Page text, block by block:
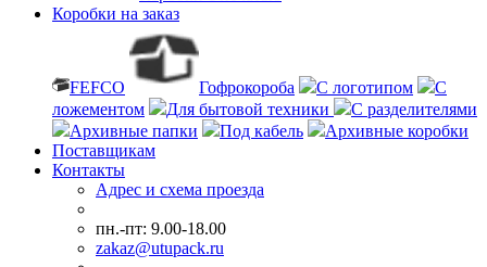
Коробки на заказ
FEFCO Гофрокороба С логотипом
С
ложементом
Для бытовой техники
С разделителями
Архивные папки
Под кабель
Архивные коробки
Поставщикам
Контакты
Адрес и схема проезда
пн.-пт: 9.00-18.00
zakaz@utupack.ru